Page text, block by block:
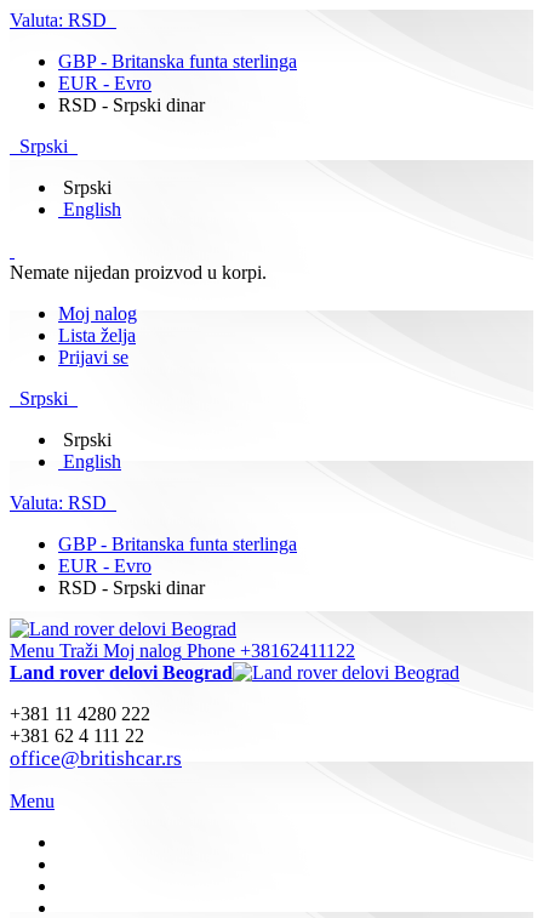
Valuta: RSD
GBP - Britanska funta sterlinga
EUR - Evro
RSD - Srpski dinar
Srpski
Srpski
English
Nemate nijedan proizvod u korpi.
Moj nalog
Lista želja
Prijavi se
Srpski
Srpski
English
Valuta: RSD
GBP - Britanska funta sterlinga
EUR - Evro
RSD - Srpski dinar
Menu Traži Moj nalog Phone +38162411122
Land rover delovi Beograd
+381 11 4280 222
+381 62 4 111 22
office@britishcar.rs
Menu